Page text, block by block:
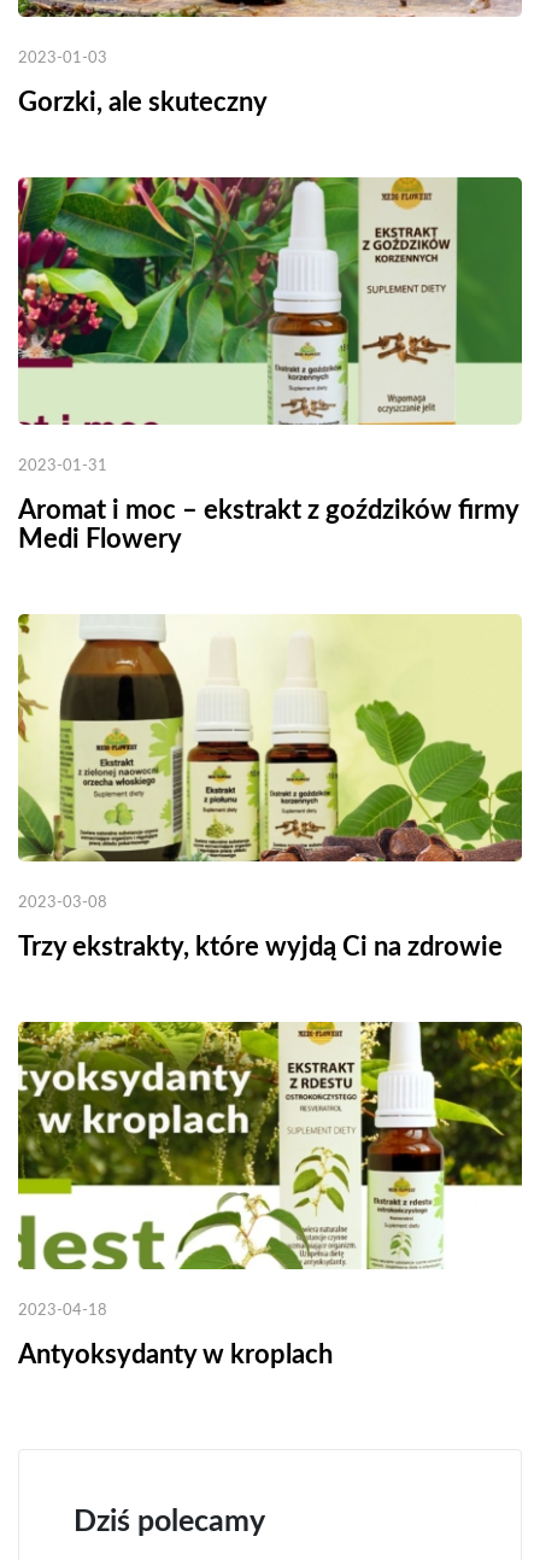
Dziś polecamy
2023-01-03
Gorzki, ale skuteczny
2023-01-31
Aromat i moc – ekstrakt z goździków firmy
Medi Flowery
2023-03-08
Trzy ekstrakty, które wyjdą Ci na zdrowie
2023-04-18
Antyoksydanty w kroplach